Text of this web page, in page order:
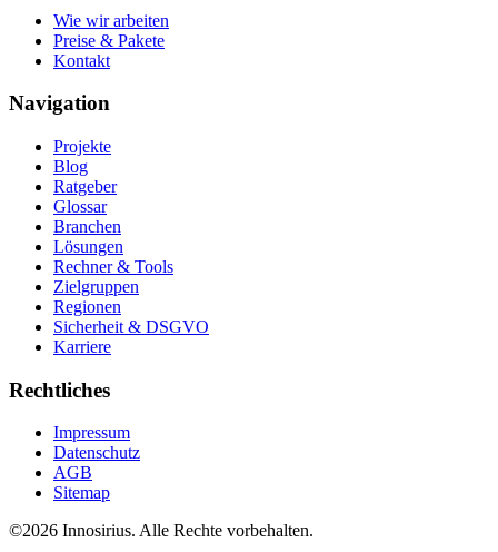
Wie wir arbeiten
Preise & Pakete
Kontakt
Navigation
Projekte
Blog
Ratgeber
Glossar
Branchen
Lösungen
Rechner & Tools
Zielgruppen
Regionen
Sicherheit & DSGVO
Karriere
Rechtliches
Impressum
Datenschutz
AGB
Sitemap
©2026 Innosirius. Alle Rechte vorbehalten.